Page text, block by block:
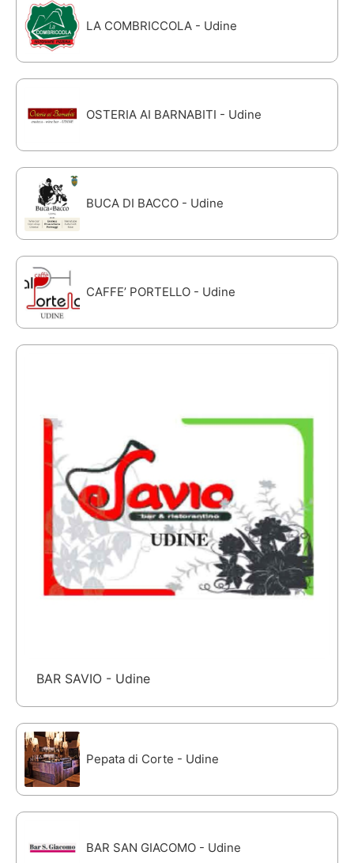
LA COMBRICCOLA - Udine
OSTERIA AI BARNABITI - Udine
BUCA DI BACCO - Udine
CAFFE’ PORTELLO - Udine
BAR SAVIO - Udine
Pepata di Corte - Udine
BAR SAN GIACOMO - Udine